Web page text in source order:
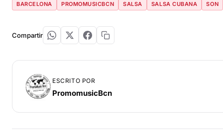
BARCELONA PROMOMUSICBCN SALSA SALSA CUBANA SON
Compartir
ESCRITO POR
PromomusicBcn